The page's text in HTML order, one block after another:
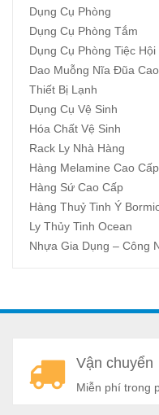
Dụng Cụ Phòng
Dụng Cụ Phòng Tắm
Dụng Cụ Phòng Tiệc Hội
Dao Muỗng Nĩa Đũa
Thiết Bị Lạnh
Dụng Cụ Vệ Sinh
Hóa Chất Vệ Sinh
Rack Ly Nhà Hàng
Hàng Melamine Cao Cấp
Hàng Sứ Cao Cấp
Hàng Thuỷ Tinh Ý
Ly Thủy Tinh Ocean
Nhựa Gia Dụng – Công
Vận chuyển
Miễn phí trong